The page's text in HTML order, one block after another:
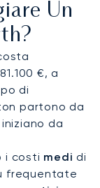
congressi e
i tempi
minuti di
mentre
contro
è stato
ricevere la
dei
Un
€, a
di
partono da
da
i costi medi di
frequentate